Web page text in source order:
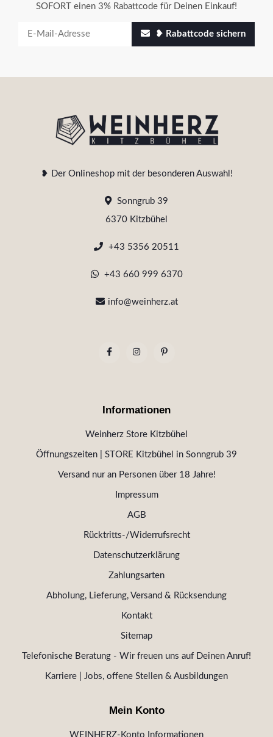
SOFORT einen 3% Rabattcode für Deinen Einkauf!
❥ Rabattcode sichern
❥ Der Onlineshop mit der besonderen Auswahl!
Sonngrub 39
6370 Kitzbühel
+43 5356 20511
+43 660 999 6370
info@weinherz.at
Informationen
Weinherz Store Kitzbühel
Öffnungszeiten | STORE Kitzbühel in Sonngrub 39
Versand nur an Personen über 18 Jahre!
Impressum
AGB
Rücktritts-/Widerrufsrecht
Datenschutzerklärung
Zahlungsarten
Abholung, Lieferung, Versand & Rücksendung
Kontakt
Sitemap
Telefonische Beratung - Wir freuen uns auf Deinen Anruf!
Karriere | Jobs, offene Stellen & Ausbildungen
Mein Konto
WEINHERZ-Konto Informationen